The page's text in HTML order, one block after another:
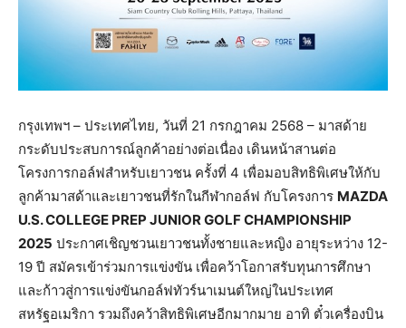
กรุงเทพฯ – ประเทศไทย, วันที่ 21 กรกฎาคม 2568 – มาสด้าย
กระดับประสบการณ์ลูกค้าอย่างต่อเนื่อง เดินหน้าสานต่อ
โครงการกอล์ฟสำหรับเยาวชน ครั้งที่ 4 เพื่อมอบสิทธิพิเศษให้กับ
ลูกค้ามาสด้าและเยาวชนที่รักในกีฬากอล์ฟ กับโครงการ MAZDA
U.S. COLLEGE PREP JUNIOR GOLF CHAMPIONSHIP
2025 ประกาศเชิญชวนเยาวชนทั้งชายและหญิง อายุระหว่าง 12-
19 ปี สมัครเข้าร่วมการแข่งขัน เพื่อคว้าโอกาสรับทุนการศึกษา
และก้าวสู่การแข่งขันกอล์ฟทัวร์นาเมนต์ใหญ่ในประเทศ
สหรัฐอเมริกา รวมถึงคว้าสิทธิพิเศษอีกมากมาย อาทิ ตั๋วเครื่องบิน